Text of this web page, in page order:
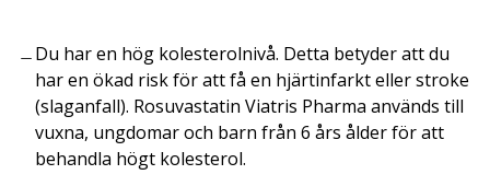
Du har en hög kolesterolnivå. Detta betyder att du
har en ökad risk för att få en hjärtinfarkt eller stroke
(slaganfall). Rosuvastatin Viatris Pharma används till
vuxna, ungdomar och barn från 6 års ålder för att
behandla högt kolesterol.